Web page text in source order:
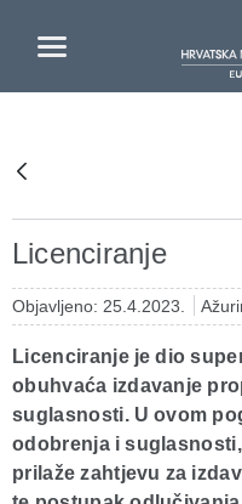
Licenciranje
Objavljeno: 25.4.2023.
Licenciranje je dio
obuhvaća izdavanje
suglasnosti. U ovom
odobrenja i
prilaže zahtjevu za